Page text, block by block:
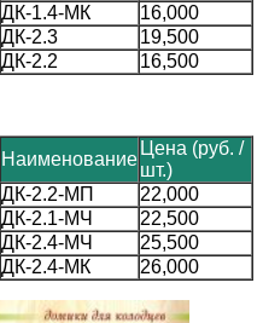
ДК-1.4-МК
16,000
ДК-2.3
19,500
ДК-2.2 16,500
Наименование
Цена (руб. /
шт.)
ДК-2.2-МП
22,000
ДК-2.1-МЧ
22,500
ДК-2.4-МЧ
25,500
ДК-2.4-МК 26,000